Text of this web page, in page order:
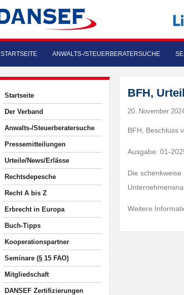
STARTSEITE ANWALTS-/STEUERBERATERSUCHE
Startseite
Der Verband
Anwalts-/Steuerberatersuche
Pressemitteilungen
Urteile/News/Erlässe
Rechtsdepesche
Recht A bis Z
Erbrecht in Europa
Buch-Tipps
Kooperationspartner
Seminare (§ 15 FAO)
Mitgliedschaft
DANSEF Zertifizierungen
BFH,
20. November
BFH, Beschluss
Ausgabe: 01-
Die
Weitere